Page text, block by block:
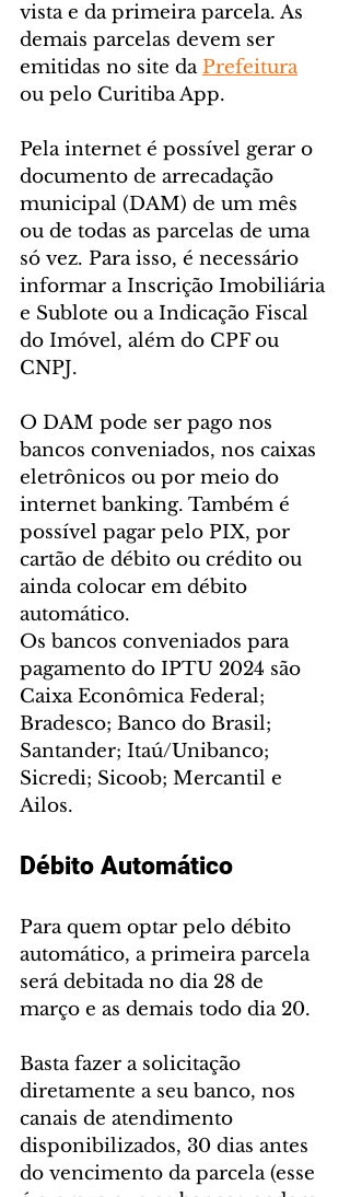
vista e da primeira parcela. As
demais parcelas devem ser
emitidas no site da Prefeitura
ou pelo Curitiba App.
Pela internet é possível gerar o
documento de arrecadação
municipal (DAM) de um mês
ou de todas as parcelas de uma
só vez. Para isso, é necessário
informar a Inscrição Imobiliária
e Sublote ou a Indicação Fiscal
do Imóvel, além do CPF ou
CNPJ.
O DAM pode ser pago nos
bancos conveniados, nos caixas
eletrônicos ou por meio do
internet banking. Também é
possível pagar pelo PIX, por
cartão de débito ou crédito ou
ainda colocar em débito
automático.
Os bancos conveniados para
pagamento do IPTU 2024 são
Caixa Econômica Federal;
Bradesco; Banco do Brasil;
Santander; Itaú/Unibanco;
Sicredi; Sicoob; Mercantil e
Ailos.
Débito Automático
Para quem optar pelo débito
automático, a primeira parcela
será debitada no dia 28 de
março e as demais todo dia 20.
Basta fazer a solicitação
diretamente a seu banco, nos
canais de atendimento
disponibilizados, 30 dias antes
do vencimento da parcela (esse